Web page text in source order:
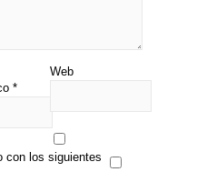
*
Web
con los siguientes